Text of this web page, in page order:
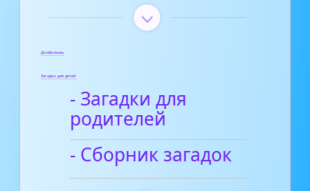
Диафильмы
Загадки для детей
- Загадки для
родителей
- Сборник загадок